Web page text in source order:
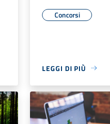
Concorsi
LEGGI DI PIÙ